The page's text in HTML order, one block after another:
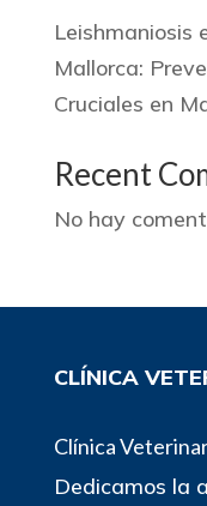
Leishmaniosis
Mallorca:
Cruciales en
Recent
No hay
CLÍNICA
Clínica
Dedicamos la